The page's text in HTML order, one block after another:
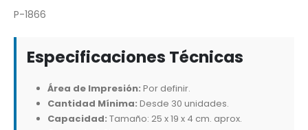
P-1866
Especificaciones Técnicas
Área de Impresión: Por definir.
Cantidad Mínima: Desde 30 unidades.
Capacidad: Tamaño: 25 x 19 x 4 cm. aprox.